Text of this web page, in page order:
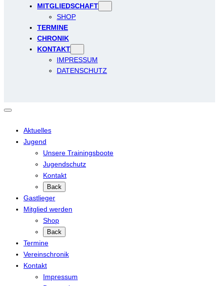
MITGLIEDSCHAFT
SHOP
TERMINE
CHRONIK
KONTAKT
IMPRESSUM
DATENSCHUTZ
Aktuelles
Jugend
Unsere Trainingsboote
Jugendschutz
Kontakt
Back
Gastlieger
Mitglied werden
Shop
Back
Termine
Vereinschronik
Kontakt
Impressum